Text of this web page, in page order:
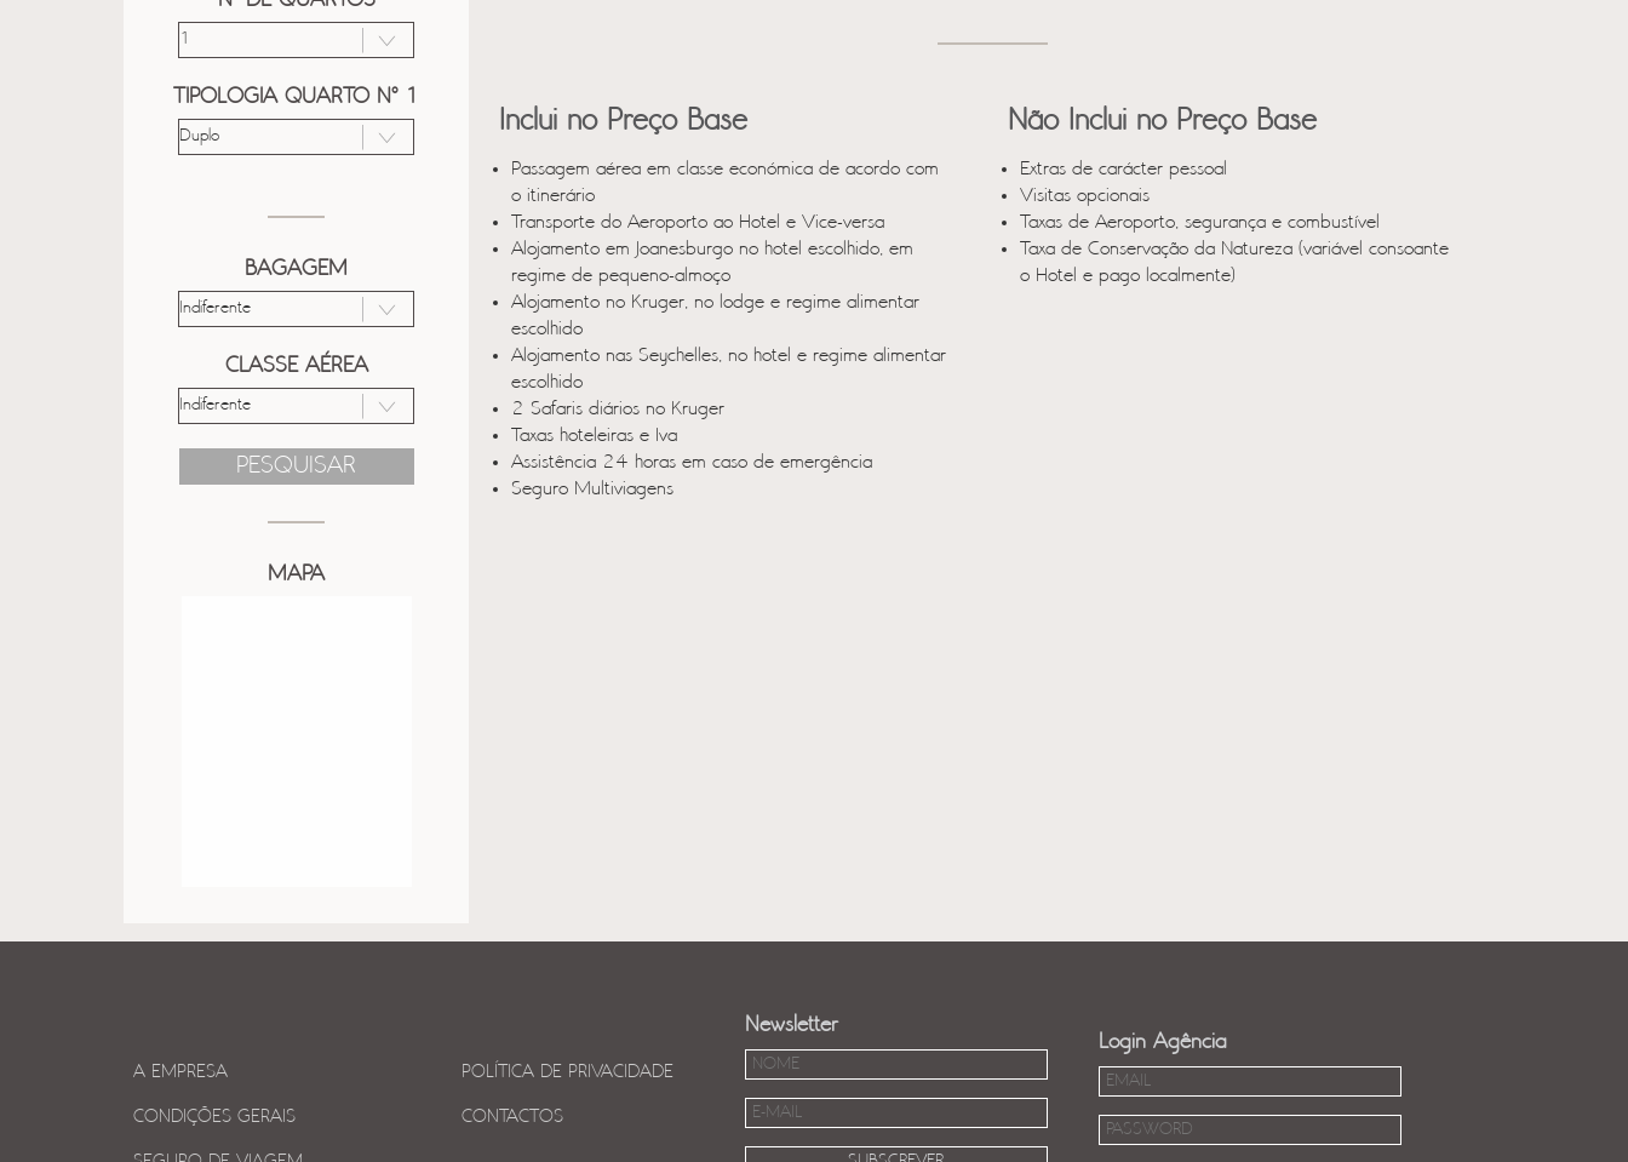
TIPOLOGIA QUARTO Nº 1
BAGAGEM
CLASSE AÉREA
PESQUISAR
MAPA
Inclui no Preço Base
Passagem aérea em classe económica de acordo com
o itinerário
Transporte do Aeroporto ao Hotel e Vice-versa
Alojamento em Joanesburgo no hotel escolhido, em
regime de pequeno-almoço
Alojamento no Kruger, no lodge e regime alimentar
escolhido
Alojamento nas Seychelles, no hotel e regime alimentar
escolhido
2 Safaris diários no Kruger
Taxas hoteleiras e Iva
Assistência 24 horas em caso de emergência
Seguro Multiviagens
Não Inclui no Preço Base
Extras de carácter pessoal
Visitas opcionais
Taxas de Aeroporto, segurança e combustível
Taxa de Conservação da Natureza (variável consoante
o Hotel e pago localmente)
A EMPRESA
CONDIÇÕES GERAIS
POLÍTICA DE PRIVACIDADE
CONTACTOS
Newsletter
Login Agência